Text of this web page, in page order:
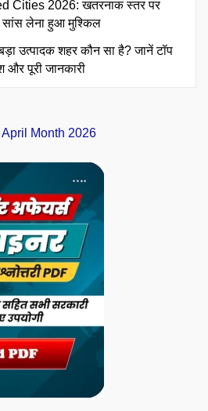
Cities 2026: खतरनाक स्तर पर
सांस लेना हुआ मुश्किल
उत्पादक शहर कौन सा है? जानें टॉप
और पूरी जानकारी